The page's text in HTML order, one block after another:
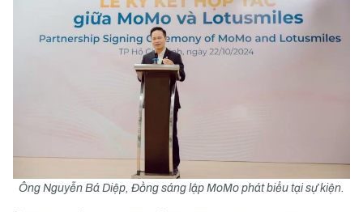
Ông Nguyễn Bá Diệp, Đồng sáng lập MoMo phát biểu tại sự kiện.